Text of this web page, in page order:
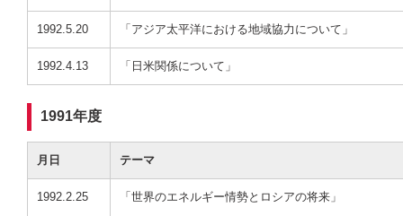
1992.5.20 「アジア太平洋における地域協力について」
1992.4.13 「日米関係について」
1991年度
月日 テーマ
1992.2.25 「世界のエネルギー情勢とロシアの将来」